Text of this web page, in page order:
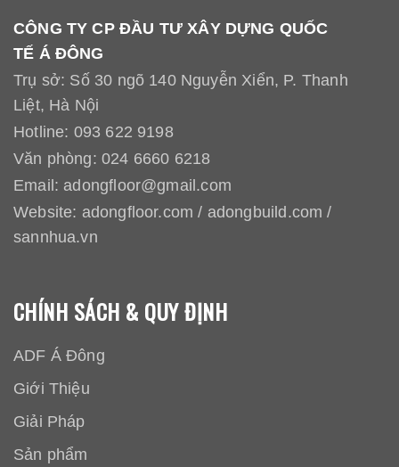
CÔNG TY CP ĐẦU TƯ XÂY DỰNG QUỐC
TẾ Á ĐÔNG
Trụ sở: Số 30 ngõ 140 Nguyễn Xiển, P. Thanh
Liệt, Hà Nội
Hotline: 093 622 9198
Văn phòng: 024 6660 6218
Email: adongfloor@gmail.com
Website: adongfloor.com / adongbuild.com /
sannhua.vn
CHÍNH SÁCH & QUY ĐỊNH
ADF Á Đông
Giới Thiệu
Giải Pháp
Sản phẩm